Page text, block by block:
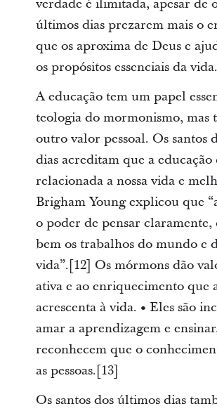
verdade é ilimitada, apesar de
últimos dias prezarem mais o
que os aproxima de Deus e
os propósitos essenciais da
A educação tem um papel
teologia do mormonismo, mas
outro valor pessoal. Os santos
dias acreditam que a educação
relacionada a nossa vida e
Brigham Young explicou que
o poder de pensar claramente,
bem os trabalhos do mundo e
vida”.[12] Os mórmons dão
ativa e ao enriquecimento que
acrescenta à vida. • Eles são
amar a aprendizagem e
reconhecem que o
as pessoas.[13]
Os santos dos últimos dias